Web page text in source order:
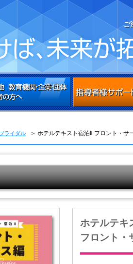
ご
ライダル ＞ ホテルテキスト宿泊Ⅱ フロント・サ
ホテルテキ
フロント・